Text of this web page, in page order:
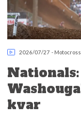
2026/07/27 - Motocross
kvar